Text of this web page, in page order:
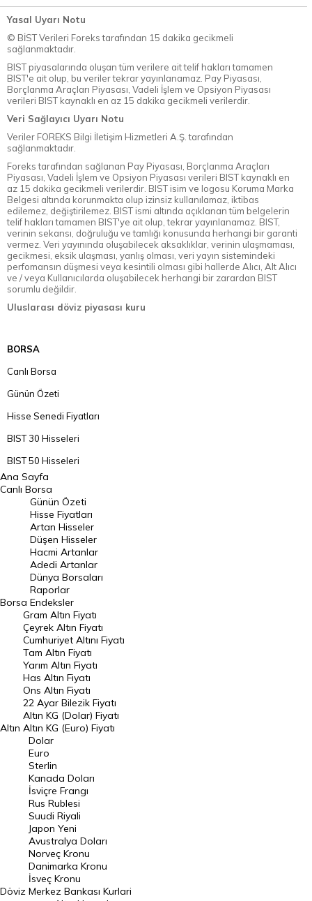
Yasal Uyarı Notu
© BİST Verileri Foreks tarafından 15 dakika gecikmeli
sağlanmaktadır.
BIST piyasalarında oluşan tüm verilere ait telif hakları tamamen
BIST'e ait olup, bu veriler tekrar yayınlanamaz. Pay Piyasası,
Borçlanma Araçları Piyasası, Vadeli İşlem ve Opsiyon Piyasası
verileri BIST kaynaklı en az 15 dakika gecikmeli verilerdir.
Veri Sağlayıcı Uyarı Notu
Veriler FOREKS Bilgi İletişim Hizmetleri A.Ş. tarafından
sağlanmaktadır.
Foreks tarafından sağlanan Pay Piyasası, Borçlanma Araçları
Piyasası, Vadeli İşlem ve Opsiyon Piyasası verileri BIST kaynaklı en
az 15 dakika gecikmeli verilerdir. BIST isim ve logosu Koruma Marka
Belgesi altında korunmakta olup izinsiz kullanılamaz, iktibas
edilemez, değiştirilemez. BIST ismi altında açıklanan tüm belgelerin
telif hakları tamamen BIST'ye ait olup, tekrar yayınlanamaz. BIST,
verinin sekansı, doğruluğu ve tamlığı konusunda herhangi bir garanti
vermez. Veri yayınında oluşabilecek aksaklıklar, verinin ulaşmaması,
gecikmesi, eksik ulaşması, yanlış olması, veri yayın sistemindeki
perfomansın düşmesi veya kesintili olması gibi hallerde Alıcı, Alt Alıcı
ve / veya Kullanıcılarda oluşabilecek herhangi bir zarardan BIST
sorumlu değildir.
Uluslarası döviz piyasası kuru
BORSA
Canlı Borsa
Günün Özeti
Hisse Senedi Fiyatları
BIST 30 Hisseleri
BIST 50 Hisseleri
BIST 100 Hisseleri
En Çok Artan Hisseler
En Çok Düşen Hisseler
Hacmi Artanlar
Geçmiş Kapanışlar
Dünya Borsaları
Raporlar
Endeksler
DÖVİZ
Döviz Kuru
Dolar Kuru
Euro Kuru
Pound Kuru
Frank Kuru
Riyal Kuru
Avustralya Doları
Danimarka Kronu Kuru
Kanada Doları Kuru
Norveç Kronu Kuru
Ana Sayfa
Canlı Borsa
Borsa
Günün Özeti
Hisse Fiyatları
Artan Hisseler
Düşen Hisseler
Hacmi Artanlar
Adedi Artanlar
Dünya Borsaları
Raporlar
Endeksler
Altın
Gram Altın Fiyatı
Çeyrek Altın Fiyatı
Cumhuriyet Altını Fiyatı
Tam Altın Fiyatı
Yarım Altın Fiyatı
Has Altın Fiyatı
Ons Altın Fiyatı
22 Ayar Bilezik Fiyatı
Altın KG (Dolar) Fiyatı
Altın KG (Euro) Fiyatı
Döviz
Dolar
Euro
Sterlin
Kanada Doları
İsviçre Frangı
Rus Rublesi
Suudi Riyali
Japon Yeni
Avustralya Doları
Norveç Kronu
Danimarka Kronu
İsveç Kronu
Merkez Bankası Kurlari